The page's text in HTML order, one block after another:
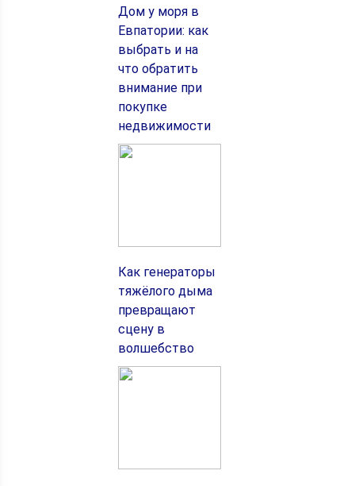
Дом у моря в
Евпатории: как
выбрать и на
что обратить
внимание при
покупке
недвижимости
Как генераторы
тяжёлого дыма
превращают
сцену в
волшебство